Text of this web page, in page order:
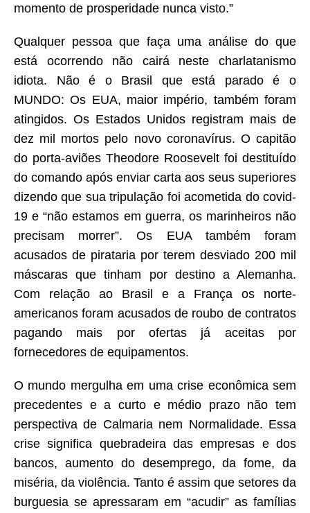
momento de prosperidade nunca visto.”
Qualquer pessoa que faça uma análise do que
está ocorrendo não cairá neste charlatanismo
idiota. Não é o Brasil que está parado é o
MUNDO: Os EUA, maior império, também foram
atingidos. Os Estados Unidos registram mais de
dez mil mortos pelo novo coronavírus. O capitão
do porta-aviões Theodore Roosevelt foi destituído
do comando após enviar carta aos seus superiores
dizendo que sua tripulação foi acometida do covid-
19 e “não estamos em guerra, os marinheiros não
precisam morrer”. Os EUA também foram
acusados de pirataria por terem desviado 200 mil
máscaras que tinham por destino a Alemanha.
Com relação ao Brasil e a França os norte-
americanos foram acusados de roubo de contratos
pagando mais por ofertas já aceitas por
fornecedores de equipamentos.
O mundo mergulha em uma crise econômica sem
precedentes e a curto e médio prazo não tem
perspectiva de Calmaria nem Normalidade. Essa
crise significa quebradeira das empresas e dos
bancos, aumento do desemprego, da fome, da
miséria, da violência. Tanto é assim que setores da
burguesia se apressaram em “acudir” as famílias